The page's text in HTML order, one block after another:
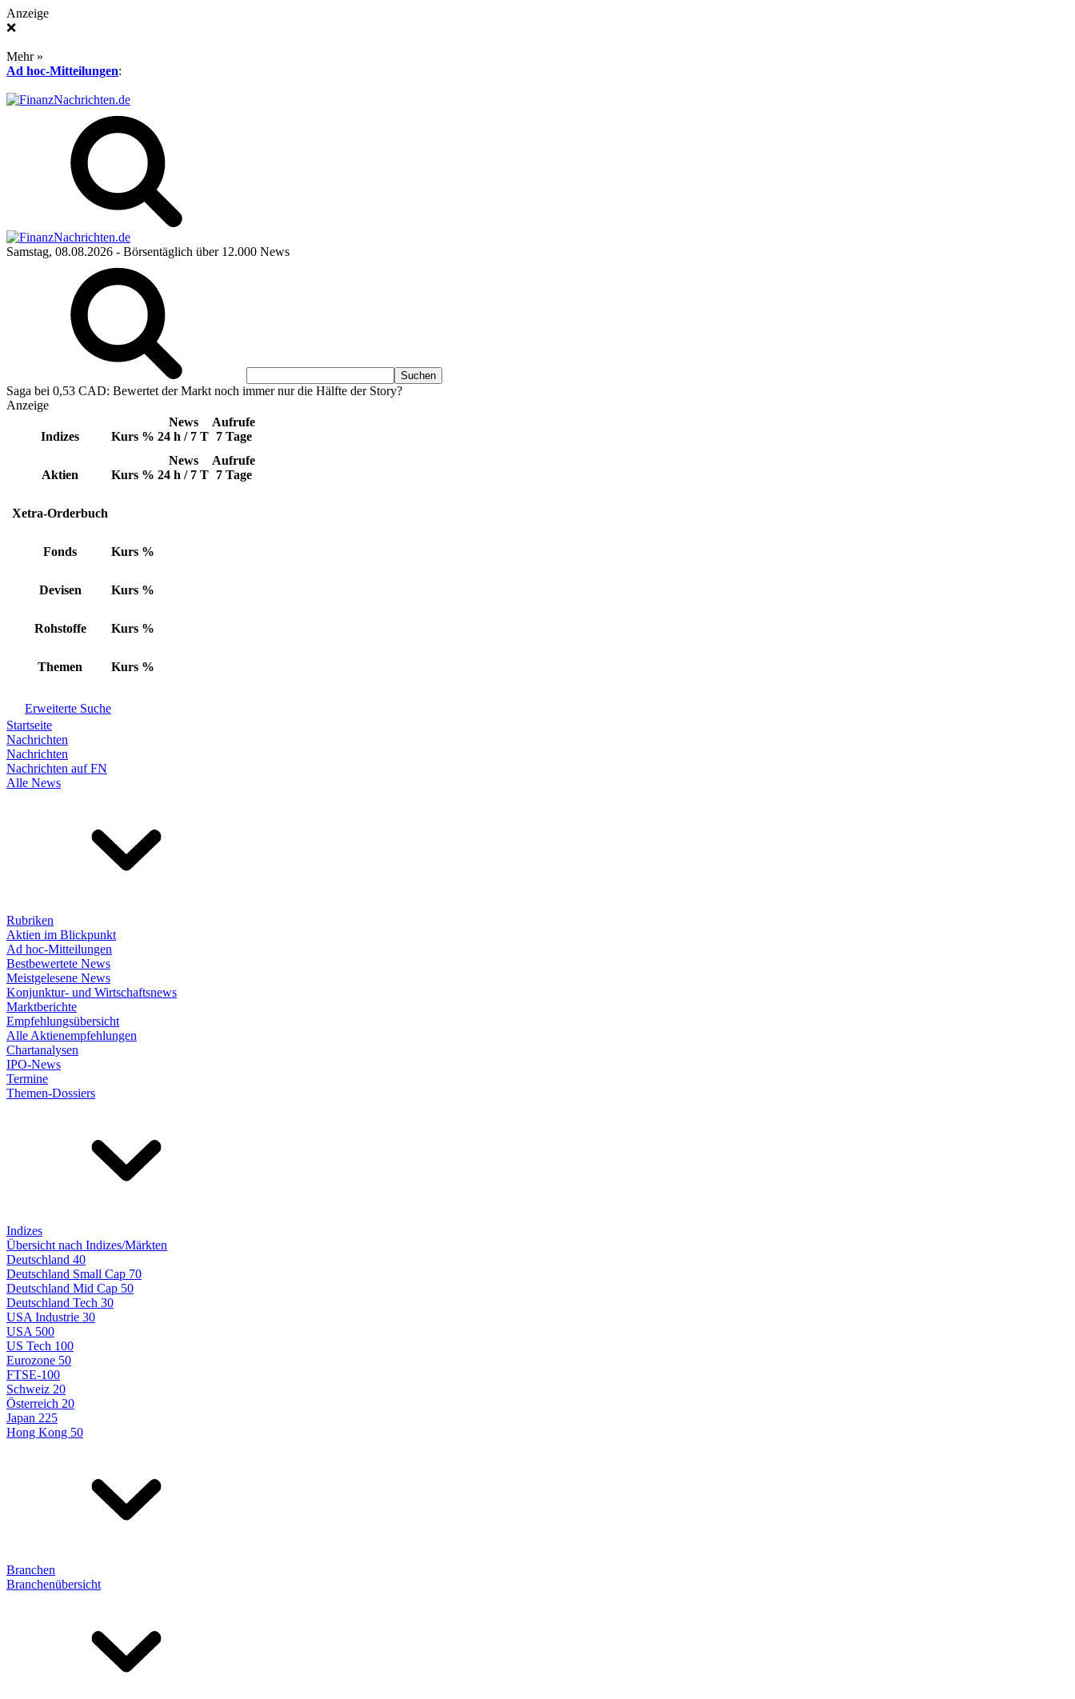
Anzeige
❌
Mehr »
Ad hoc-Mitteilungen:
Samstag, 08.08.2026 - Börsentäglich über 12.000 News
Saga bei 0,53 CAD: Bewertet der Markt noch immer nur die Hälfte der Story?
Anzeige
Indizes Kurs %
News
24 h / 7 T
Aufrufe
7 Tage
Aktien Kurs %
News
24 h / 7 T
Aufrufe
7 Tage
Xetra-Orderbuch
Fonds Kurs %
Devisen Kurs %
Rohstoffe Kurs %
Themen Kurs %
Erweiterte Suche
Startseite
Nachrichten
Nachrichten
Nachrichten auf FN
Alle News
Rubriken
Aktien im Blickpunkt
Ad hoc-Mitteilungen
Bestbewertete News
Meistgelesene News
Konjunktur- und Wirtschaftsnews
Marktberichte
Empfehlungsübersicht
Alle Aktienempfehlungen
Chartanalysen
IPO-News
Termine
Themen-Dossiers
Indizes
Übersicht nach Indizes/Märkten
Deutschland 40
Deutschland Small Cap 70
Deutschland Mid Cap 50
Deutschland Tech 30
USA Industrie 30
USA 500
US Tech 100
Eurozone 50
FTSE-100
Schweiz 20
Österreich 20
Japan 225
Hong Kong 50
Branchen
Branchenübersicht